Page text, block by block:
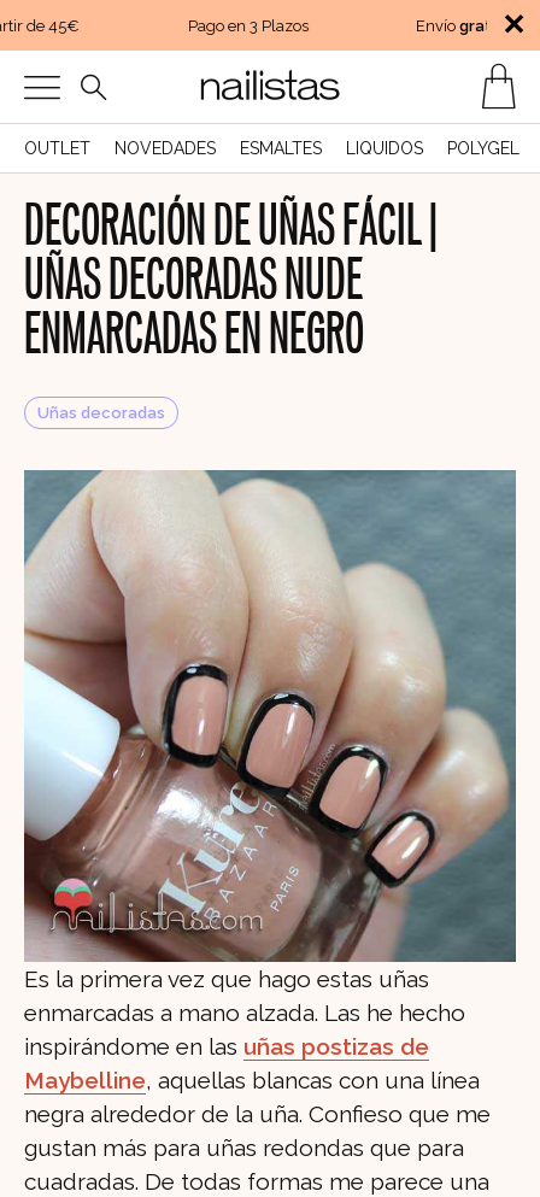
de 45€ Pago en 3 Plazos Envíogratis a✕
OUTLET NOVEDADES ESMALTES LIQUIDOS POLYGEL
DECORACIÓN DE UÑAS FÁCIL |
UÑAS DECORADAS NUDE
ENMARCADAS EN NEGRO
Uñas decoradas
Es la primera vez que hago estas uñas
enmarcadas a mano alzada. Las he hecho
inspirándome en las uñas postizas de
Maybelline, aquellas blancas con una línea
negra alrededor de la uña. Confieso que me
gustan más para uñas redondas que para
cuadradas. De todas formas me parece una